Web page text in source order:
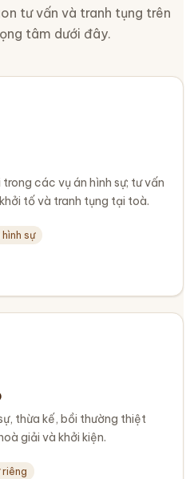
tư vấn và tranh tụng trên
tâm dưới đây.
các vụ án hình sự; tư vấn
tố và tranh tụng tại toà.
sự
thừa kế, bồi thường thiệt
giải và khởi kiện.
riêng